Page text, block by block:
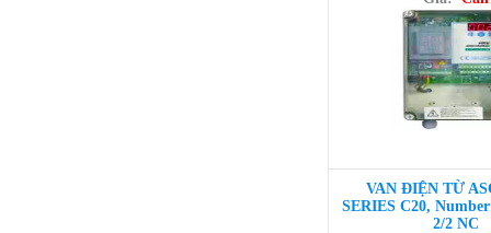
/ TESCOM
VAN ĐIỆN TỪ
SERIES C20,
2/2 NC